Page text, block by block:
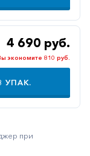
4 690 руб.
экономите 810 руб.
УПАК.
при